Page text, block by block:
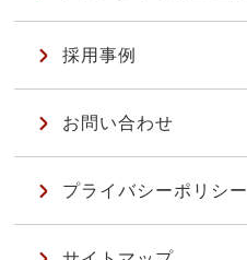
採用事例
お問い合わせ
プライバシーポリシー